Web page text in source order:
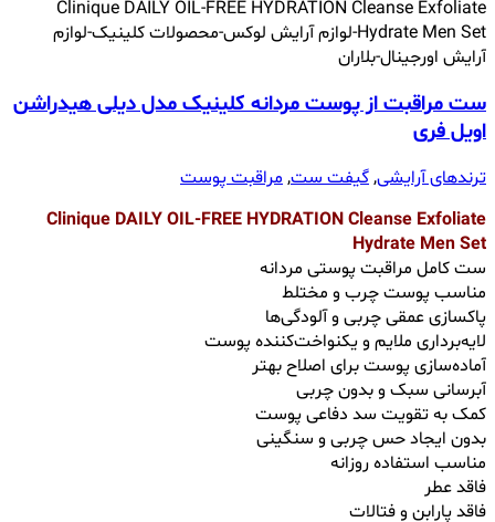
ست مراقبت از پوست مردانه کلینیک مدل دیلی هیدراشن
اویل فری
ترندهای آرایشی,گیفت ست,مراقبت پوست
Clinique DAILY OIL-FREE HYDRATION Cleanse Exfoliate
Hydrate Men Set
ست کامل مراقبت پوستی مردانه
مناسب پوست چرب و مختلط
پاکسازی عمقی چربی و آلودگی‌ها
لایه‌برداری ملایم و یکنواخت‌کننده پوست
آماده‌سازی پوست برای اصلاح بهتر
آبرسانی سبک و بدون چربی
کمک به تقویت سد دفاعی پوست
بدون ایجاد حس چربی و سنگینی
مناسب استفاده روزانه
فاقد عطر
فاقد پارابن و فتالات